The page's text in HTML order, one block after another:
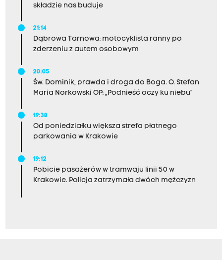
składzie nas buduje
21:14
Dąbrowa Tarnowa: motocyklista ranny po
zderzeniu z autem osobowym
20:05
Św. Dominik, prawda i droga do Boga. O. Stefan
Maria Norkowski OP: „Podnieść oczy ku niebu”
19:38
Od poniedziałku większa strefa płatnego
parkowania w Krakowie
19:12
Pobicie pasażerów w tramwaju linii 50 w
Krakowie. Policja zatrzymała dwóch mężczyzn